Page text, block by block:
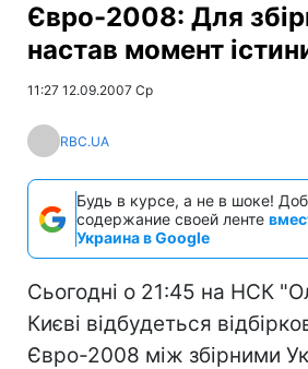
Євро-2008: Для
настав момент
11:27 12.09.2007 Ср
RBC.UA
Будь в курсе, а не в шоке!
содержание своей ленте
Украина в Google
Сьогодні о 21:45 на НСК
Києві відбудеться
Євро-2008 між збірними